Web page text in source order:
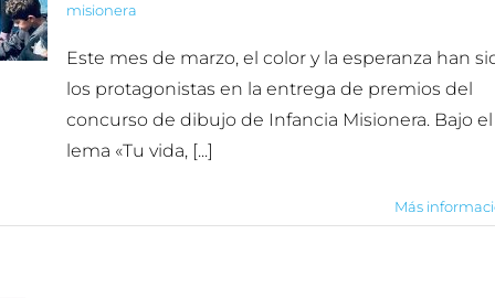
misionera
Este mes de marzo, el color y la esperanza han
los protagonistas en la entrega de premios del
concurso de dibujo de Infancia Misionera. Bajo el
lema «Tu vida, [...]
Más